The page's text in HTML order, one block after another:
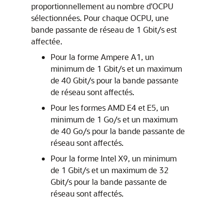
proportionnellement au nombre d'OCPU
sélectionnées. Pour chaque OCPU, une
bande passante de réseau de 1 Gbit/s est
affectée.
Pour la forme Ampere A1, un
minimum de 1 Gbit/s et un maximum
de 40 Gbit/s pour la bande passante
de réseau sont affectés.
Pour les formes AMD E4 et E5, un
minimum de 1 Go/s et un maximum
de 40 Go/s pour la bande passante de
réseau sont affectés.
Pour la forme Intel X9, un minimum
de 1 Gbit/s et un maximum de 32
Gbit/s pour la bande passante de
réseau sont affectés.